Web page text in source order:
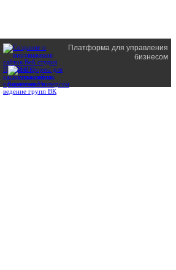
Платформа для управления
бизнесом